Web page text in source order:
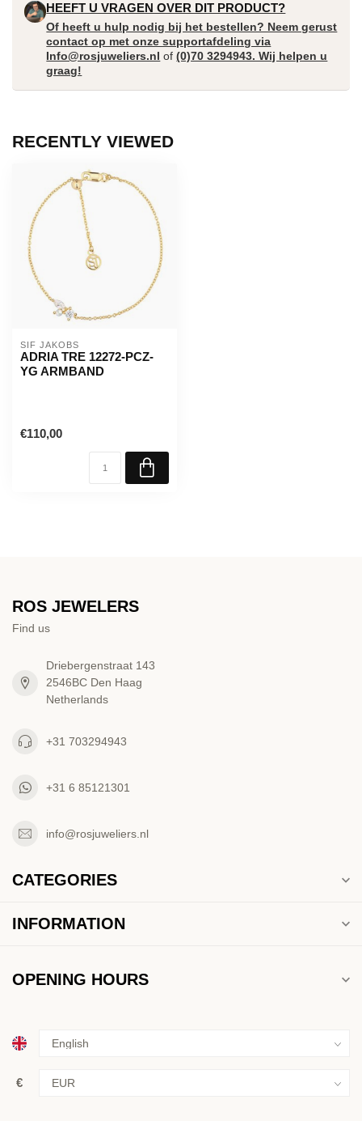
HEEFT U VRAGEN OVER DIT PRODUCT?
Of heeft u hulp nodig bij het bestellen? Neem gerust
contact op met onze supportafdeling via
Info@rosjuweliers.nl of(0)70 3294943. Wij helpen u
graag!
RECENTLY VIEWED
SIF JAKOBS
ADRIA TRE 12272-PCZ-
YG ARMBAND
€110,00
ROS JEWELERS
Find us
Driebergenstraat 143
2546BC Den Haag
Netherlands
+31 703294943
+31 6 85121301
info@rosjuweliers.nl
CATEGORIES
INFORMATION
OPENING HOURS
€